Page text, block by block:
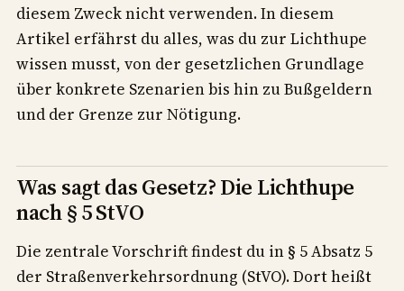
diesem Zweck nicht verwenden. In diesem
Artikel erfährst du alles, was du zur Lichthupe
wissen musst, von der gesetzlichen Grundlage
über konkrete Szenarien bis hin zu Bußgeldern
und der Grenze zur Nötigung.
Was sagt das Gesetz? Die Lichthupe
nach § 5 StVO
Die zentrale Vorschrift findest du in § 5 Absatz 5
der Straßenverkehrsordnung (StVO). Dort heißt